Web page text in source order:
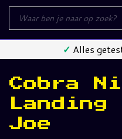
Producten
zoeken
✓ Alles
Cobra
Landing
Joe